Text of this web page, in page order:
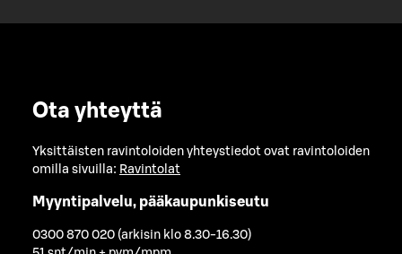
Ota yhteyttä
Yksittäisten ravintoloiden yhteystiedot ovat ravintoloiden
omilla sivuilla: Ravintolat
Myyntipalvelu, pääkaupunkiseutu
0300 870 020 (arkisin klo 8.30-16.30)